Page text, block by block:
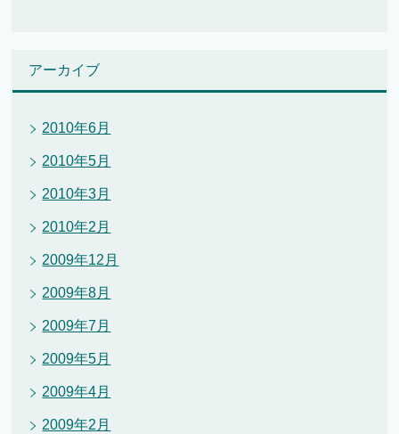
アーカイブ
2010年6月
2010年5月
2010年3月
2010年2月
2009年12月
2009年8月
2009年7月
2009年5月
2009年4月
2009年2月